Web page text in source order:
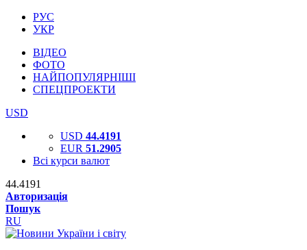
РУС
УКР
ВІДЕО
ФОТО
НАЙПОПУЛЯРНІШІ
СПЕЦПРОЕКТИ
USD
USD 44.4191
EUR 51.2905
Всі курси валют
44.4191
Авторизація
Пошук
RU